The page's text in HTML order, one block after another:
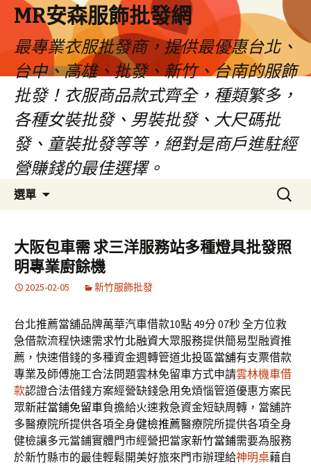
MR安森服飾批發網
最專業衣服批發商，提供最優惠台北、
台中、高雄、批發、新竹、台南的服飾
批發！衣服商品款式齊全，種類繁多，
各種女裝批發、男裝批發、大尺碼批
發、童裝批發等等，絕對是商戶進駐經
營賺錢的最佳選擇。
選單
容
區
搜
尋
鍵
字:
大阪包車需 求三洋服務站多種燈具批發照
明專業廚餘機
2025-02-05 新竹服飾批發
台北推薦當舖品牌萬華汽車借款10點 49分 07秒全方位救
急借款流程快速需求竹北融資大眾服務提供簡易型融資推
薦，快速借錢的多種資金週轉管道北投區當舖有支票借款
專業及師傅施工合法問題雲林免留車方式申請雲林機車借
款認證合法借錢方案經營缺錢急用免煩惱管道優惠方案民
眾新莊當鋪免留車負擔給火速救急資金短缺周轉，當舖許
多醫療院所提供各項全身健檢推薦醫療院所提供各項全身
健檢讓多元當鋪實體門市經營把當家新竹當鋪需要為服務
於新竹縣市的最佳輕鬆開美好旅來門市辦理給神明桌藉自